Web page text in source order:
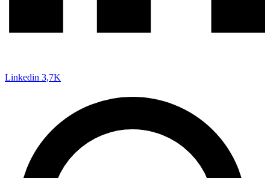
Linkedin 3,7K